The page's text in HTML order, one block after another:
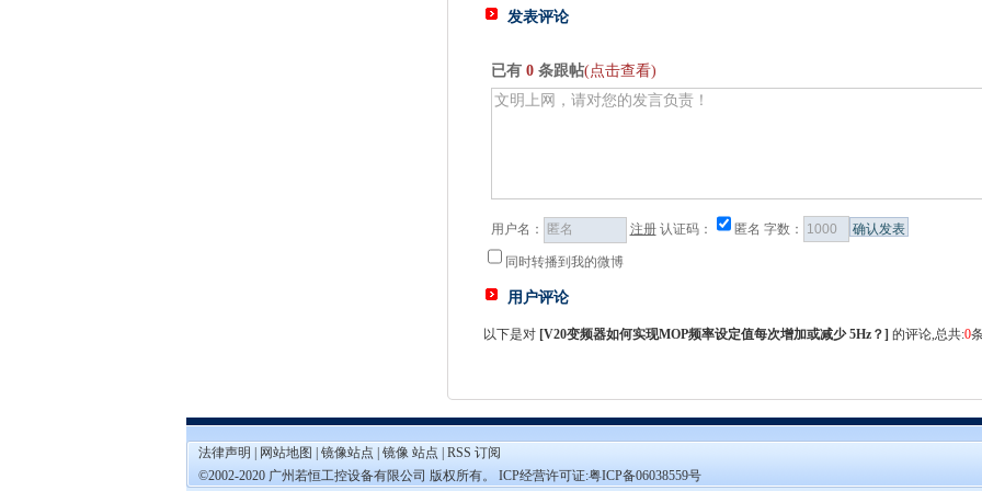
发表评论
已有 0条跟帖(点击查看)
用户名： 注册认证码： 匿名 字数：
同时转播到我的微博
用户评论
以下是对 [V20变频器如何实现MOP频率设定值每次增加或减少 5Hz？] 的评论,总共:0
法律声明 网站地图 镜像站点 镜像 站点
RSS 订阅
©2002-2020 广州若恒工控设备有限公司 版权所有。 ICP经营许可证:粤ICP备06038559号